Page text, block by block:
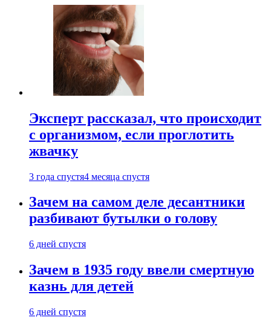
Эксперт рассказал, что происходит
с организмом, если проглотить
жвачку
3 года спустя4 месяца спустя
Зачем на самом деле десантники
разбивают бутылки о голову
6 дней спустя
Зачем в 1935 году ввели смертную
казнь для детей
6 дней спустя